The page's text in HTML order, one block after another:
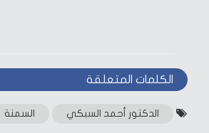
الكلمات المتعلقة‎
الدكتور أحمد السبكي السمنة